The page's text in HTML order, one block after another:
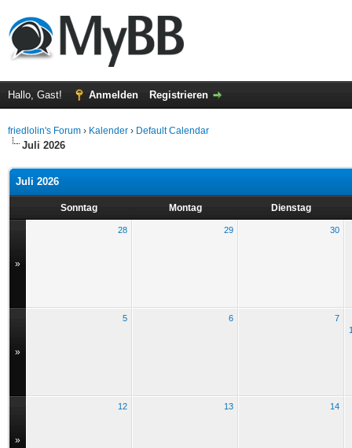
Hallo, Gast! Anmelden Registrieren
friedlolin's Forum › Kalender › Default Calendar
Juli 2026
Juli 2026
Sonntag Montag Dienstag
»
28 29 30
»
5 6
7
»
12 13 14